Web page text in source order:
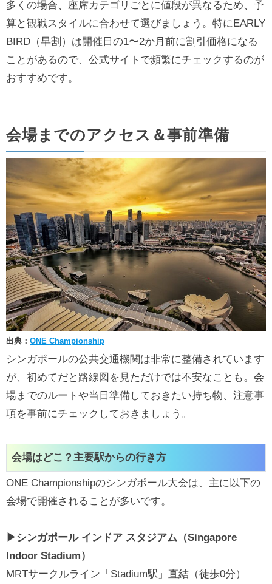
多くの場合、座席カテゴリごとに値段が異なるため、予
算と観戦スタイルに合わせて選びましょう。特にEARLY
BIRD（早割）は開催日の1〜2か月前に割引価格になる
ことがあるので、公式サイトで頻繁にチェックするのが
おすすめです。
会場までのアクセス＆事前準備
出典： ONE Championship
シンガポールの公共交通機関は非常に整備されています
が、初めてだと路線図を見ただけでは不安なことも。会
場までのルートや当日準備しておきたい持ち物、注意事
項を事前にチェックしておきましょう。
会場はどこ？主要駅からの行き方
ONE Championshipのシンガポール大会は、主に以下の
会場で開催されることが多いです。
▶シンガポール インドア スタジアム（Singapore
Indoor Stadium）
MRTサークルライン「Stadium駅」直結（徒歩0分）